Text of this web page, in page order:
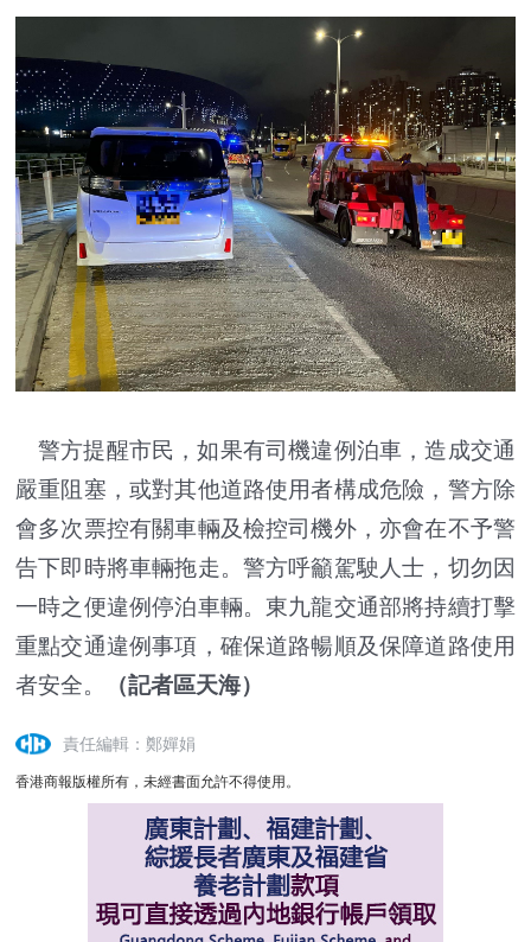
警方提醒市民，如果有司機違例泊車，造成交通
嚴重阻塞，或對其他道路使用者構成危險，警方除
會多次票控有關車輛及檢控司機外，亦會在不予警
告下即時將車輛拖走。警方呼籲駕駛人士，切勿因
一時之便違例停泊車輛。東九龍交通部將持續打擊
重點交通違例事項，確保道路暢順及保障道路使用
者安全。
（記者區天海）
責任編輯：鄭嬋娟
香港商報版權所有，未經書面允許不得使用。